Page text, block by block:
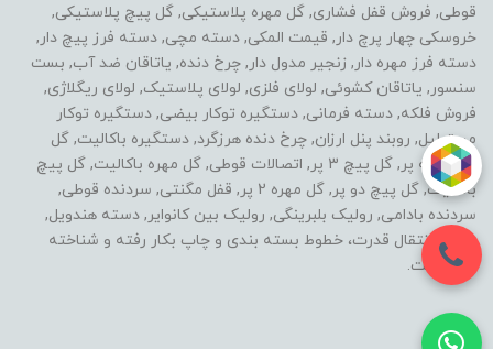
قوطی, فروش قفل فشاری, گل مهره پلاستیکی, گل پیچ پلاستیکی,
خروسکی چهار پرچ دار, قیمت المکی, دسته مچی, دسته فرز پیچ دار,
دسته فرز مهره دار, زنجیر مدول دار, چرخ دنده, یاتاقان ضد آب, بست
سنسور, یاتاقان کشوئی, لولای فلزی, لولای پلاستیک, لولای ریگلاژی,
فروش فلکه, دسته فرمانی, دستگیره توکار بیضی, دستگیره توکار
مستطیل, روبند پنل ارزان, چرخ دنده هرزگرد, دستگیره باکالیت, گل
مهره سه پر, گل پیچ 3 پر, اتصالات قوطی, گل مهره باکالیت, گل پیچ
باکالیت, گل پیچ دو پر, گل مهره 2 پر, قفل مگنتی, سردنده قوطی,
سردنده بادامی, رولیک بلبرینگی, رولیک بین کانوایر, دسته هندویل,
خطوط انتقال قدرت، خطوط بسته بندی و چاپ بکار رفته و شناخته
شده است.